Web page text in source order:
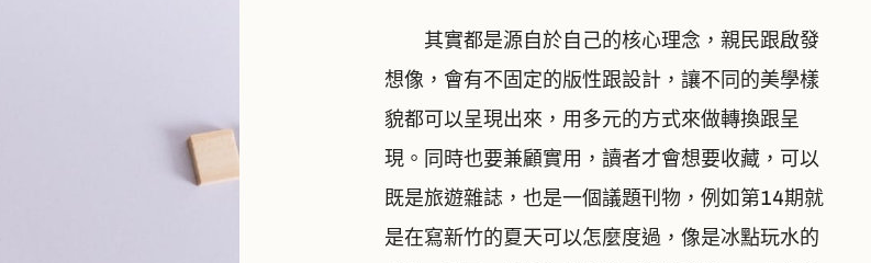
其實都是源自於自己的核心理念，親民跟啟發
想像，會有不固定的版性跟設計，讓不同的美學樣
貌都可以呈現出來，用多元的方式來做轉換跟呈
現。同時也要兼顧實用，讀者才會想要收藏，可以
既是旅遊雜誌，也是一個議題刊物，例如第14期就
是在寫新竹的夏天可以怎麼度過，像是冰點玩水的